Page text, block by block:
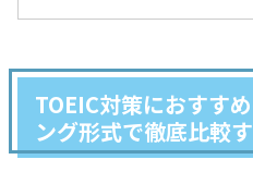
TOEIC対策におすす
ング形式で徹底比較